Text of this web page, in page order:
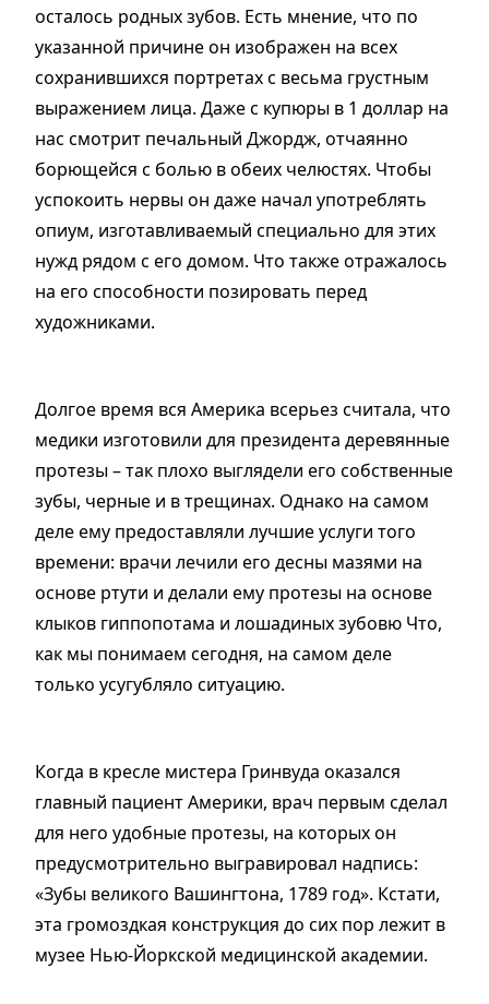
осталось родных зубов. Есть мнение, что по
указанной причине он изображен на всех
сохранившихся портретах с весьма грустным
выражением лица. Даже с купюры в 1 доллар на
нас смотрит печальный Джордж, отчаянно
борющейся с болью в обеих челюстях. Чтобы
успокоить нервы он даже начал употреблять
опиум, изготавливаемый специально для этих
нужд рядом с его домом. Что также отражалось
на его способности позировать перед
художниками.
Долгое время вся Америка всерьез считала, что
медики изготовили для президента деревянные
протезы – так плохо выглядели его собственные
зубы, черные и в трещинах. Однако на самом
деле ему предоставляли лучшие услуги того
времени: врачи лечили его десны мазями на
основе ртути и делали ему протезы на основе
клыков гиппопотама и лошадиных зубовю Что,
как мы понимаем сегодня, на самом деле
только усугубляло ситуацию.
Когда в кресле мистера Гринвуда оказался
главный пациент Америки, врач первым сделал
для него удобные протезы, на которых он
предусмотрительно выгравировал надпись:
«Зубы великого Вашингтона, 1789 год». Кстати,
эта громоздкая конструкция до сих пор лежит в
музее Нью-Йоркской медицинской академии.